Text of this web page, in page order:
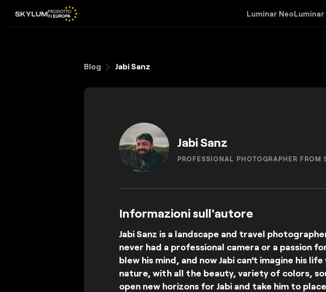
Luminar Neo
Blog Jabi Sanz
Jabi Sanz
PROFESSIONAL PHOTOGRAPHER FROM
Informazioni sull'autore
Jabi Sanz is a landscape and travel
never had a professional camera or a passion
blew his mind, and now Jabi can’t imagine his
nature, with all the beauty, variety of colors,
open new horizons for Jabi and take him to